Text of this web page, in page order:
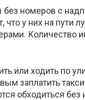
номеров с
у них на пути
Количество
или ходить по
заплатить
обходиться без